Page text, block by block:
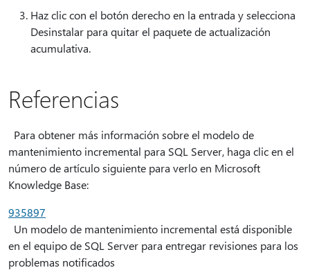
Haz clic con el botón derecho en la entrada y selecciona
Desinstalar para quitar el paquete de actualización
acumulativa.
Referencias
Para obtener más información sobre el modelo de
mantenimiento incremental para SQL Server, haga clic en el
número de artículo siguiente para verlo en Microsoft
Knowledge Base:
935897
Un modelo de mantenimiento incremental está disponible
en el equipo de SQL Server para entregar revisiones para los
problemas notificados